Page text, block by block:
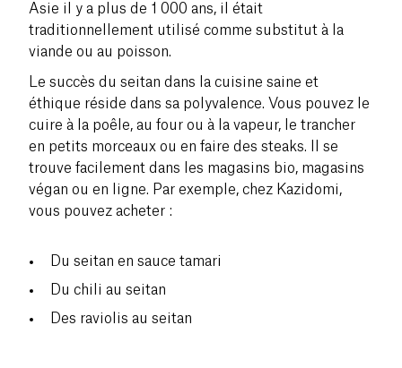
Asie il y a plus de 1 000 ans, il était
traditionnellement utilisé comme substitut à la
viande ou au poisson.
Le succès du seitan dans la cuisine saine et
éthique réside dans sa polyvalence. Vous pouvez le
cuire à la poêle, au four ou à la vapeur, le trancher
en petits morceaux ou en faire des steaks. Il se
trouve facilement dans les magasins bio, magasins
végan ou en ligne. Par exemple, chez Kazidomi,
vous pouvez acheter :
Du seitan en sauce tamari
Du chili au seitan
Des raviolis au seitan